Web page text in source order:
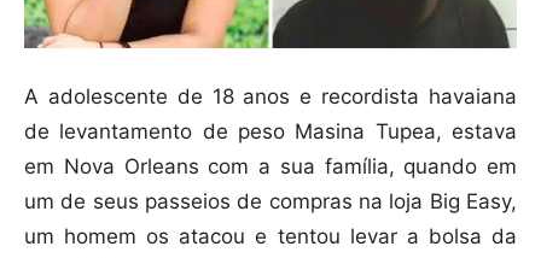
A adolescente de 18 anos e recordista havaiana
de levantamento de peso Masina Tupea, estava
em Nova Orleans com a sua família, quando em
um de seus passeios de compras na loja Big Easy,
um homem os atacou e tentou levar a bolsa da